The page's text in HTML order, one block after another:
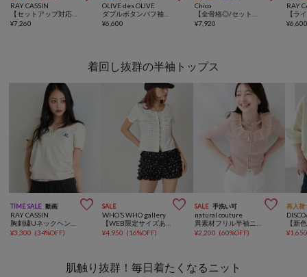
RAY CASSIN
¥7,260
OLIVE des OLIVE
¥6,600
Chico
¥7,920
RAY
¥
着回し抜群の半袖トップス
TIME SALE 動画 
RAY CASSIN
¥3,300 (34%OFF)
SALE 
WHO’S WHO gallery
¥4,950 (16%OFF)
SALE 手洗い可 
natural couture
¥2,200 (60%OFF)
再入荷
¥
肌触り抜群！毎日着たくなるニット